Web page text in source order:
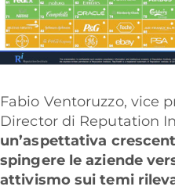
Fabio Ventoruzzo, vice
Director di Reputation
un’aspettativa
spingere le aziende
attivismo sui temi